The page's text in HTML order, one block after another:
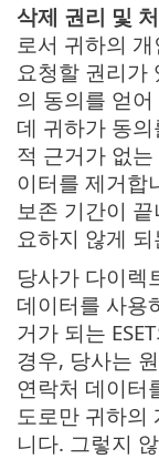
삭제 권리 및
로서 귀하의
요청할 권리가
의 동의를 얻
데 귀하가 동
적 근거가 없
이터를 제거합
보존 기간이
요하지 않게
당사가 다이렉
데이터를 사용
거가 되는
경우, 당사는
연락처 데이터
도로만 귀하의
니다. 그렇지